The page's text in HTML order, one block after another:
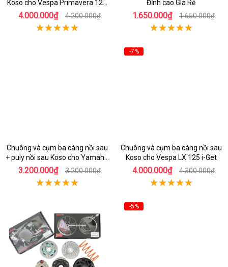
Koso cho Vespa Primavera 125
i-Get
4.000.000₫ 4.200.000₫
Đỉnh cao GIá Rẻ
1.650.000₫ 1.650.000₫
Chuông và cụm ba càng nồi sau
+ puly nồi sau Koso cho Yamaha
Mio 125
3.200.000₫ 3.200.000₫
-7%
Chuông và cụm ba càng nồi sau
Koso cho Vespa LX 125 i-Get
4.000.000₫ 4.300.000₫
-5%